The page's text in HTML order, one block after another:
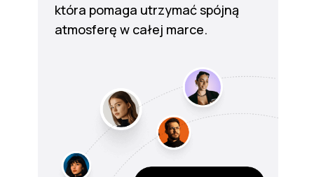
która pomaga utrzymać spójną
atmosferę w całej marce.